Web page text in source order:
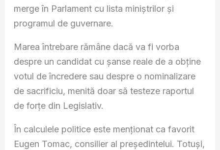
merge în Parlament cu lista miniștrilor și
programul de guvernare.
Marea întrebare rămâne dacă va fi vorba
despre un candidat cu șanse reale de a obține
votul de încredere sau despre o nominalizare
de sacrificiu, menită doar să testeze raportul
de forțe din Legislativ.
În calculele politice este menționat ca favorit
Eugen Tomac, consilier al președintelui. Totuși,